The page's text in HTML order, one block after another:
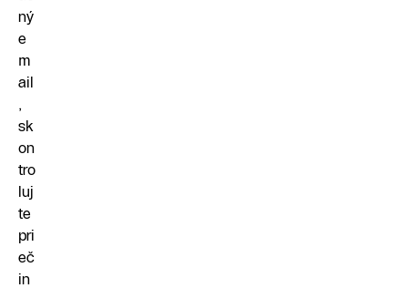
ný
e
m
ail
,
sk
on
tro
luj
te
pri
eč
in